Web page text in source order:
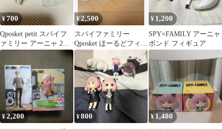
¥700
Qposket petit スパイフ
ァミリー アーニャ 2個
セット
¥2,500
スパイファミリー
Qposket ほーるどフィギ
ュア アーニャ ダミアン
セット
¥ 1,200
SPY×FAMILY アーニャ
ボンド フィギュア
¥2,200 ¥800 ¥ 1,480